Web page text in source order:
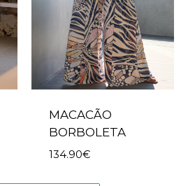
MACACÃO
BORBOLETA
134.90€